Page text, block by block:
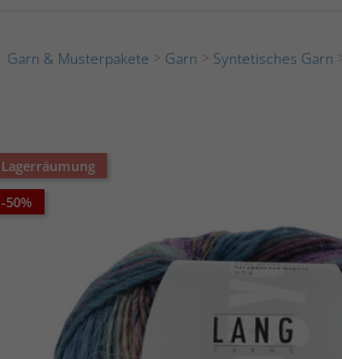
Garn & Musterpakete Garn Syntetisches Garn
Lagerräumung
-50%